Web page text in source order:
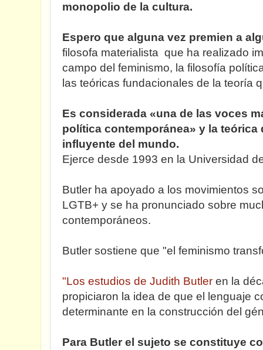
monopolio de la cultura.
Espero que alguna vez premien a
filosofa materialista que ha realizado
campo del feminismo, la filosofía
las teóricas fundacionales de la teoría
Es considerada «una de las voces
política contemporánea»​ y la teórica
influyente del mundo.
Ejerce desde 1993 en la Universidad
Butler ha apoyado a los movimientos
LGTB+ y se ha pronunciado sobre
contemporáneos.
Butler sostiene que "el feminismo
"Los estudios de Judith Butler en la
propiciaron la idea de que el lenguaje
determinante en la construcción del
Para Butler el sujeto se constituye